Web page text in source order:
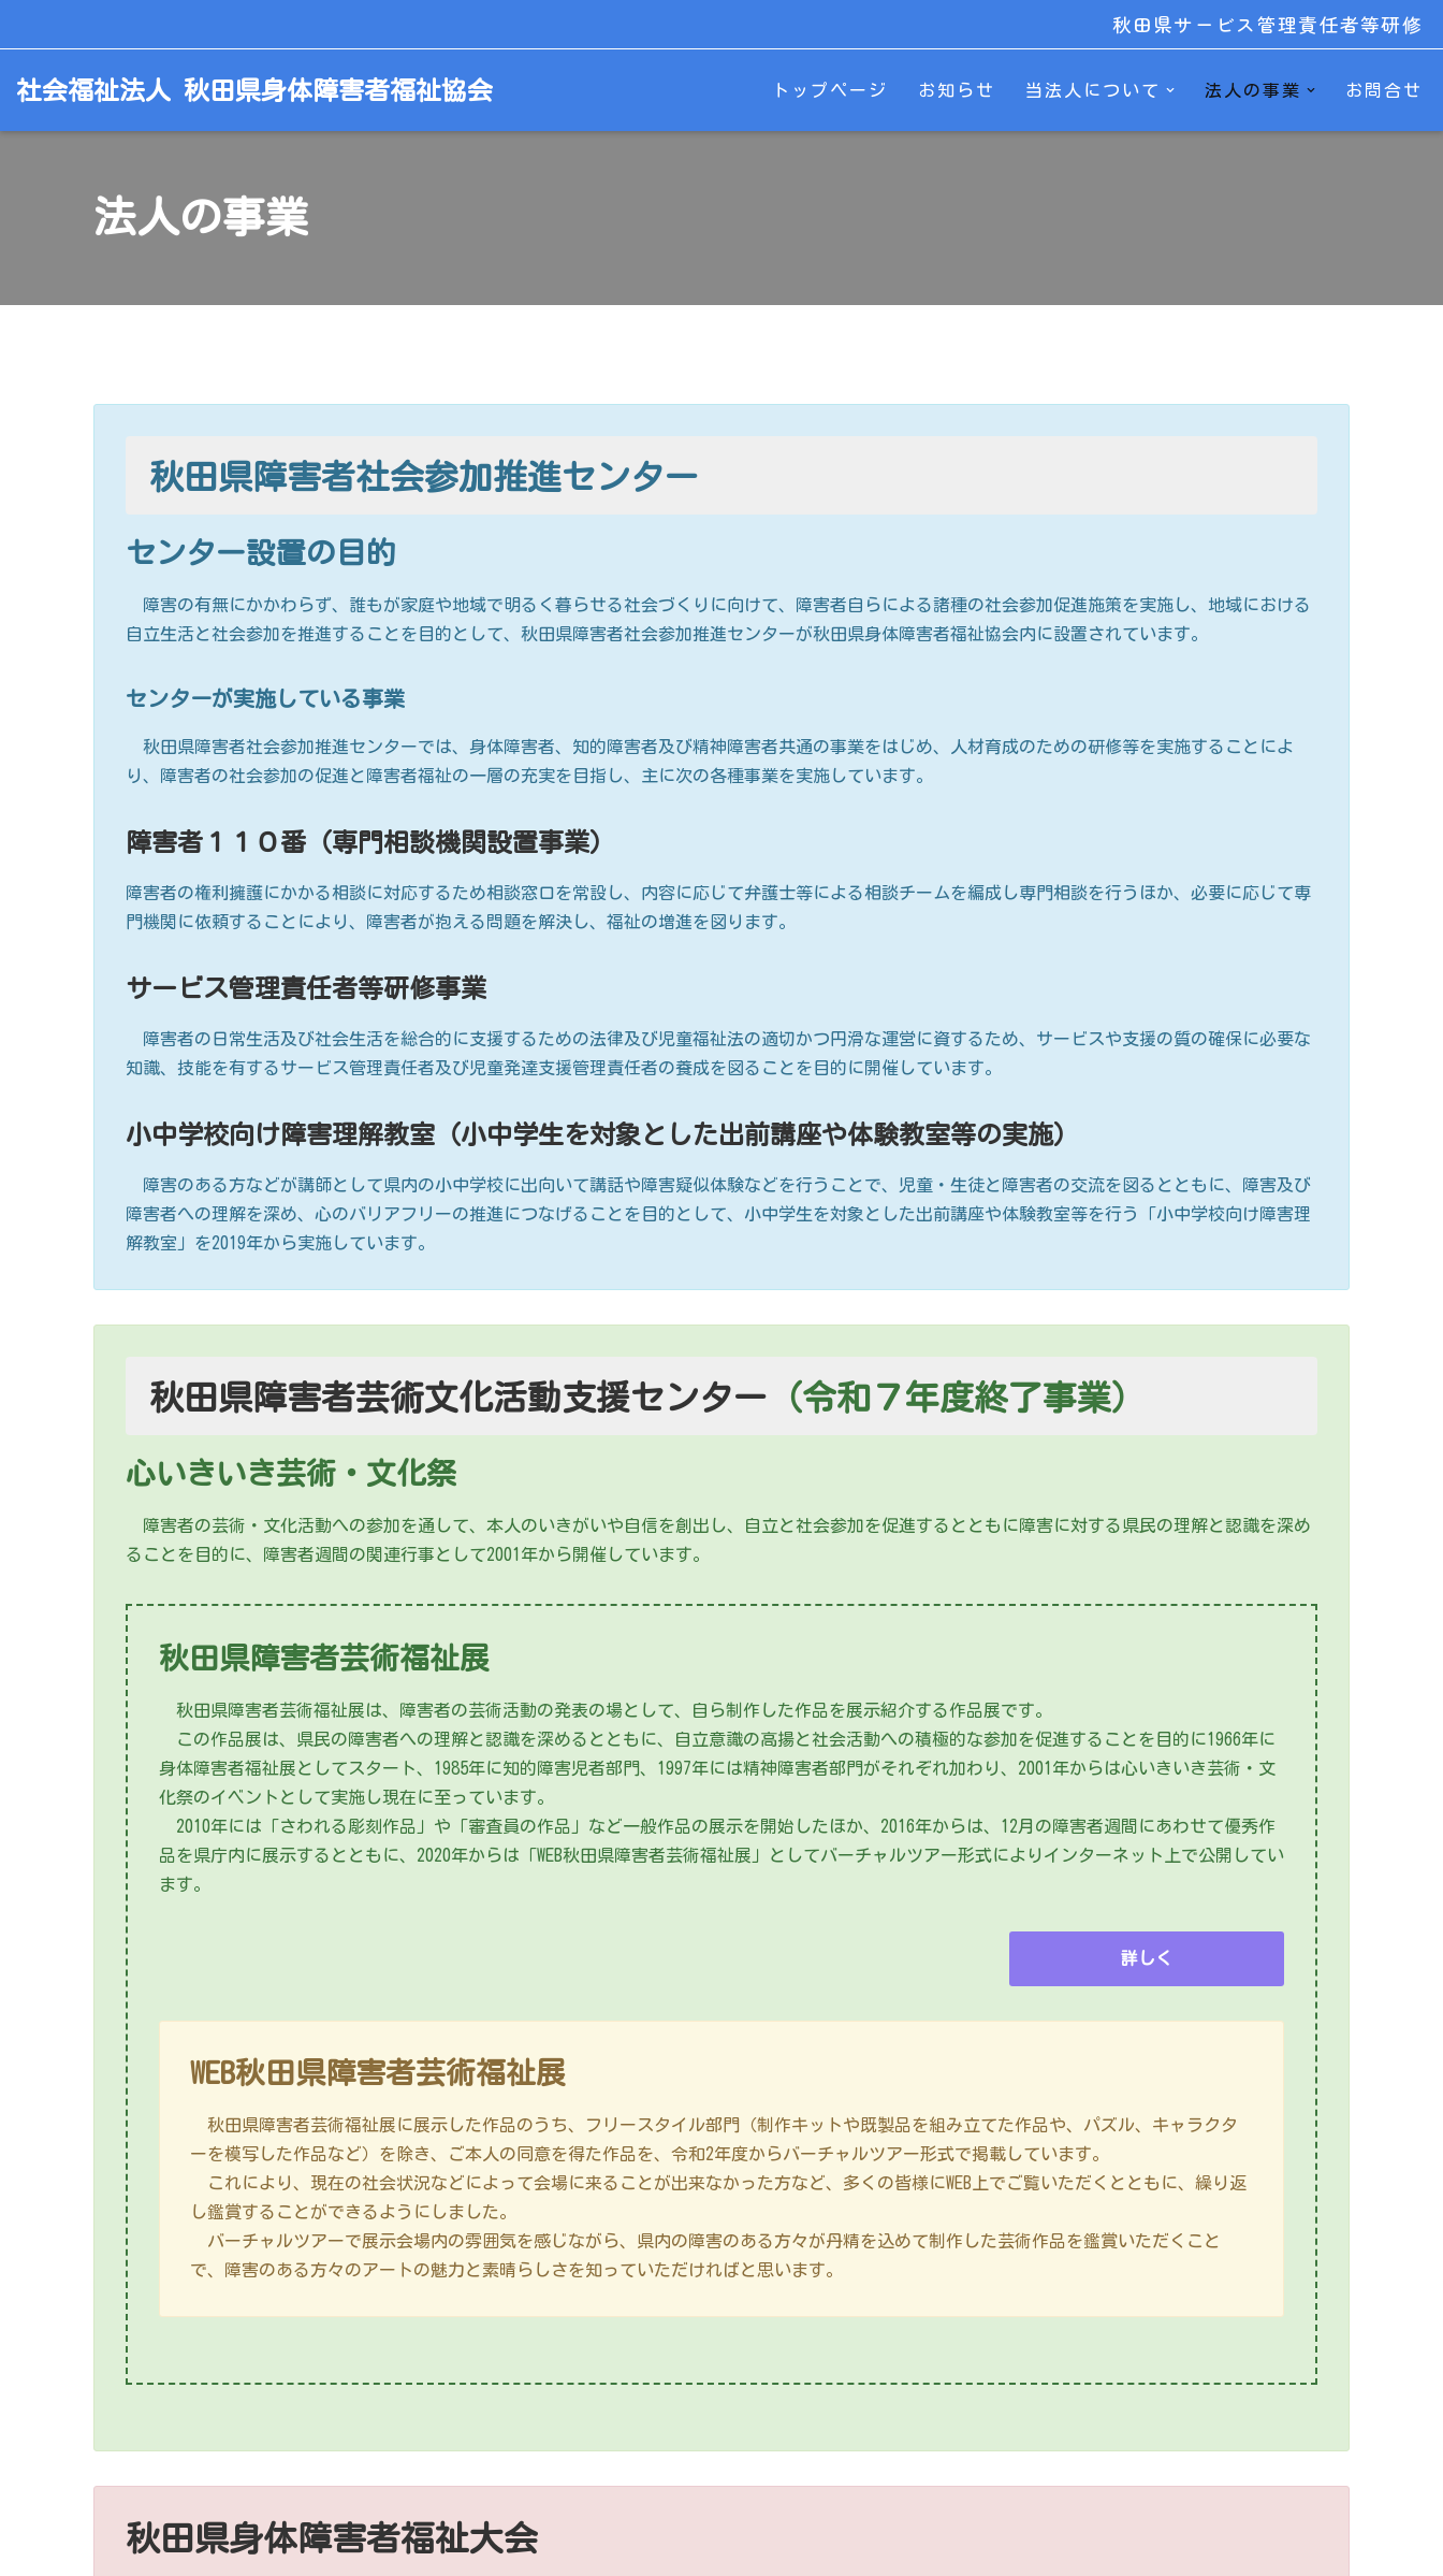
ン
秋田県サービス管理責任者等研修
社会福祉法人 秋田県身体障害者福祉協会 トップページ お知らせ 当法人について 法人の事業 お問合せ
法人の事業
秋田県障害者社会参加推進センター
センター設置の目的
障害の有無にかかわらず、誰もが家庭や地域で明るく暮らせる社会づくりに向けて、障害者自らによる諸種の社会参加促進施策を実施し、地域における
自立生活と社会参加を推進することを目的として、秋田県障害者社会参加推進センターが秋田県身体障害者福祉協会内に設置されています。
センターが実施している事業
秋田県障害者社会参加推進センターでは、身体障害者、知的障害者及び精神障害者共通の事業をはじめ、人材育成のための研修等を実施することによ
り、障害者の社会参加の促進と障害者福祉の一層の充実を目指し、主に次の各種事業を実施しています。
障害者１１０番（専門相談機関設置事業）
障害者の権利擁護にかかる相談に対応するため相談窓口を常設し、内容に応じて弁護士等による相談チームを編成し専門相談を行うほか、必要に応じて専
門機関に依頼することにより、障害者が抱える問題を解決し、福祉の増進を図ります。
サービス管理責任者等研修事業
障害者の日常生活及び社会生活を総合的に支援するための法律及び児童福祉法の適切かつ円滑な運営に資するため、サービスや支援の質の確保に必要な
知識、技能を有するサービス管理責任者及び児童発達支援管理責任者の養成を図ることを目的に開催しています。
小中学校向け障害理解教室（小中学生を対象とした出前講座や体験教室等の実施）
障害のある方などが講師として県内の小中学校に出向いて講話や障害疑似体験などを行うことで、児童・生徒と障害者の交流を図るとともに、障害及び
障害者への理解を深め、心のバリアフリーの推進につなげることを目的として、小中学生を対象とした出前講座や体験教室等を行う「小中学校向け障害理
解教室」を2019年から実施しています。
秋田県障害者芸術文化活動支援センター （令和７年度終了事業）
心いきいき芸術・文化祭
障害者の芸術・文化活動への参加を通して、本人のいきがいや自信を創出し、自立と社会参加を促進するとともに障害に対する県民の理解と認識を深め
ることを目的に、障害者週間の関連行事として2001年から開催しています。
秋田県障害者芸術福祉展
秋田県障害者芸術福祉展は、障害者の芸術活動の発表の場として、自ら制作した作品を展示紹介する作品展です。
この作品展は、県民の障害者への理解と認識を深めるとともに、自立意識の高揚と社会活動への積極的な参加を促進することを目的に1966年に
身体障害者福祉展としてスタート、1985年に知的障害児者部門、1997年には精神障害者部門がそれぞれ加わり、2001年からは心いきいき芸術・文
化祭のイベントとして実施し現在に至っています。
2010年には「さわれる彫刻作品」や「審査員の作品」など一般作品の展示を開始したほか、2016年からは、12月の障害者週間にあわせて優秀作
品を県庁内に展示するとともに、2020年からは「WEB秋田県障害者芸術福祉展」としてバーチャルツアー形式によりインターネット上で公開してい
ます。
詳しく
WEB秋田県障害者芸術福祉展
秋田県障害者芸術福祉展に展示した作品のうち、フリースタイル部門（制作キットや既製品を組み立てた作品や、パズル、キャラクタ
ーを模写した作品など）を除き、ご本人の同意を得た作品を、令和2年度からバーチャルツアー形式で掲載しています。
これにより、現在の社会状況などによって会場に来ることが出来なかった方など、多くの皆様にWEB上でご覧いただくとともに、繰り返
し鑑賞することができるようにしました。
バーチャルツアーで展示会場内の雰囲気を感じながら、県内の障害のある方々が丹精を込めて制作した芸術作品を鑑賞いただくこと
で、障害のある方々のアートの魅力と素晴らしさを知っていただければと思います。
秋田県身体障害者福祉大会